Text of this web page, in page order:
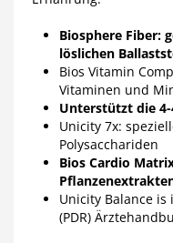
Biosphere Fiber:
löslichen
Bios Vitamin
Vitaminen und
Unterstützt die
Unicity 7x:
Polysacchariden
Bios Cardio
Unicity Balance is
(PDR)